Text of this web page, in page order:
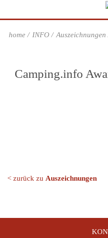
home INFO Auszeichnungen
Camping.info
< zurück zu Auszeichnungen